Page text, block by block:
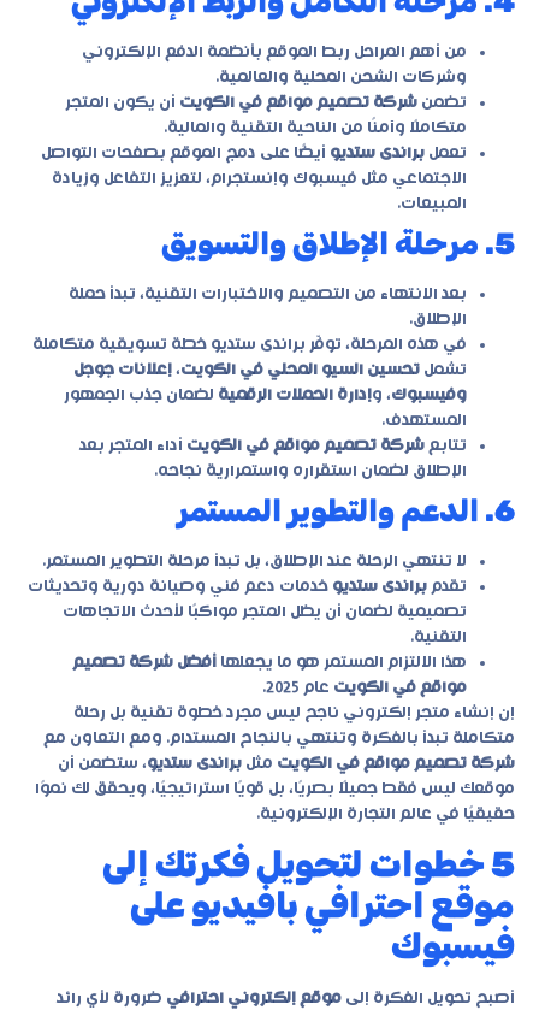
من أهم المراحل ربط الموقع بأنظمة الدفع الإلكتروني
وشركات الشحن المحلية والعالمية.
تضمن شركة تصميم مواقع في الكويت أن يكون المتجر
متكاملًا وآمنًا من الناحية التقنية والمالية.
تعمل براندى ستديو أيضًا على دمج الموقع بصفحات التواصل
الاجتماعي مثل فيسبوك وإنستجرام، لتعزيز التفاعل وزيادة
المبيعات.
5. مرحلة الإطلاق والتسويق
بعد الانتهاء من التصميم والاختبارات التقنية، تبدأ حملة
الإطلاق.
في هذه المرحلة، توفّر براندى ستديو خطة تسويقية متكاملة
تشمل تحسين السيو المحلي في الكويت، إعلانات جوجل
وفيسبوك، وإدارة الحملات الرقمية لضمان جذب الجمهور
المستهدف.
تتابع شركة تصميم مواقع في الكويت أداء المتجر بعد
الإطلاق لضمان استقراره واستمرارية نجاحه.
6. الدعم والتطوير المستمر
لا تنتهي الرحلة عند الإطلاق، بل تبدأ مرحلة التطوير المستمر.
تقدم براندى ستديو خدمات دعم فني وصيانة دورية وتحديثات
تصميمية لضمان أن يظل المتجر مواكبًا لأحدث الاتجاهات
التقنية.
هذا الالتزام المستمر هو ما يجعلها أفضل شركة تصميم
مواقع في الكويت عام 2025.
إن إنشاء متجر إلكتروني ناجح ليس مجرد خطوة تقنية بل رحلة
متكاملة تبدأ بالفكرة وتنتهي بالنجاح المستدام. ومع التعاون مع
شركة تصميم مواقع في الكويت مثل براندى ستديو، ستضمن أن
موقعك ليس فقط جميلًا بصريًا، بل قويًا استراتيجيًا، ويحقق لك نموًا
حقيقيًا في عالم التجارة الإلكترونية.
5 خطوات لتحويل فكرتك إلى
موقع احترافي بافيديو على
فيسبوك
أصبح تحويل الفكرة إلى موقع إلكتروني احترافي ضرورة لأي رائد